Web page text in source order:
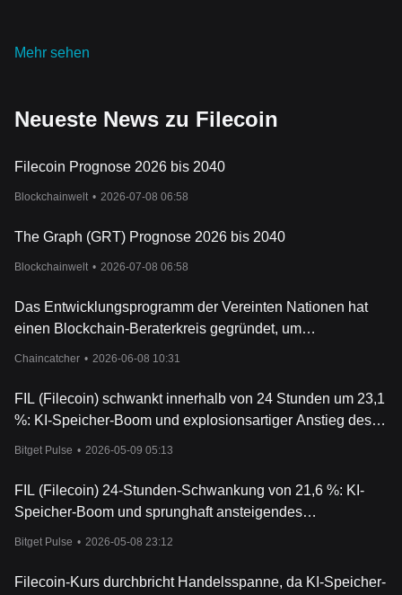
Meilensteine und der Nutzen des FIL-Tokens bilden ein
Kryptowährung auch, seine eigenen Risiken birgt und es immer
Investitionen Vorsicht walten zu lassen.
Mehr sehen
Neueste News zu Filecoin
Filecoin Prognose 2026 bis 2040
Blockchainwelt • 2026-07-08 06:58
The Graph (GRT) Prognose 2026 bis 2040
Blockchainwelt • 2026-07-08 06:58
Das Entwicklungsprogramm der Vereinten Nationen hat
einen Blockchain-Beraterkreis gegründet, um
Chaincatcher • 2026-06-08 10:31
FIL (Filecoin) schwankt innerhalb von 24 Stunden um 23,1
%: KI-Speicher-Boom und explosionsartiger Anstieg des
Bitget Pulse • 2026-05-09 05:13
FIL (Filecoin) 24-Stunden-Schwankung von 21,6 %: KI-
Speicher-Boom und sprunghaft ansteigendes
Bitget Pulse • 2026-05-08 23:12
Filecoin-Kurs durchbricht Handelsspanne, da KI-Speicher-